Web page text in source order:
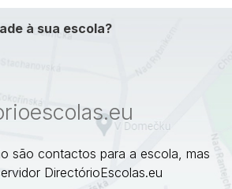
à sua escola?
são contactos para a escola, mas
DirectórioEscolas.eu